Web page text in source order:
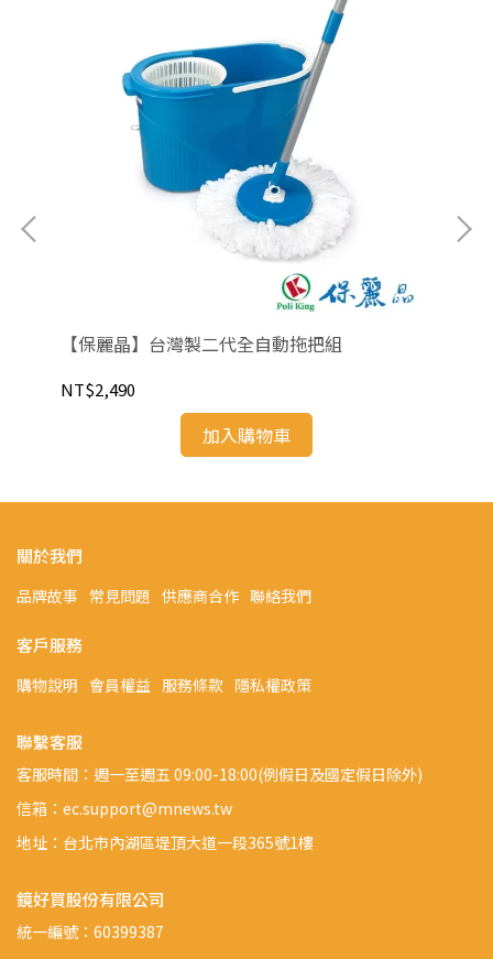
【保麗晶】台灣製二代全自動拖把組
NT$2,490
加入購物車
關於我們
品牌故事 常見問題 供應商合作 聯絡我們
客戶服務
購物說明 會員權益 服務條款 隱私權政策
聯繫客服
客服時間：週一至週五 09:00-18:00(例假日及國定假日除外)
信箱：ec.support@mnews.tw
地址：台北市內湖區堤頂大道一段365號1樓
鏡好買股份有限公司
統一編號：60399387